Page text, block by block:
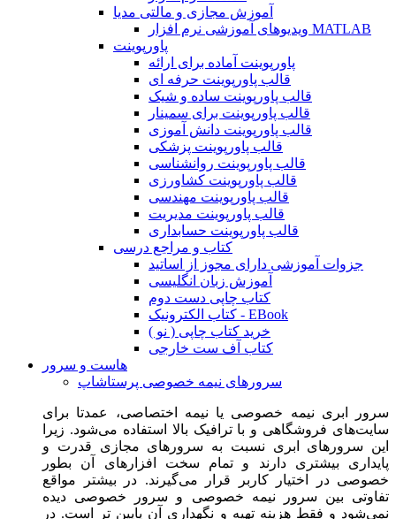
آموزش مجازی و مالتی مدیا
ویدیوهای آموزشی نرم افزار MATLAB
پاورپوینت
پاورپوینت آماده برای ارائه
قالب پاورپوینت حرفه ای
قالب پاورپوینت ساده و شیک
قالب پاورپوینت برای سمینار
قالب پاورپوینت دانش آموزی
قالب پاورپوینت پزشکی
قالب پاورپوینت روانشناسی
قالب پاورپوینت کشاورزی
قالب پاورپوینت مهندسی
قالب پاورپوینت مدیریت
قالب پاورپوینت حسابداری
کتاب و مراجع درسی
جزوات آموزشی دارای مجوز از اساتید
آموزش زبان انگلیسی
کتاب چاپی دست دوم
کتاب الکترونیک - EBook
خرید کتاب چاپی ( نو )
کتاب آف ست خارجی
هاست و سرور
سرورهای نیمه خصوصی پرستاشاپ
سرور ابری نیمه خصوصی یا نیمه اختصاصی، عمدتا برای
سایت‌های فروشگاهی و با ترافیک بالا استفاده می‌شود. زیرا
این سرورهای ابری نسبت به سرورهای مجازی قدرت و
پایداری بیشتری دارند و تمام سخت افزارهای آن بطور
خصوصی در اختیار کاربر قرار می‌گیرند. در بیشتر مواقع
تفاوتی بین سرور نیمه خصوصی و سرور خصوصی دیده
نمی‌شود و فقط هزینه تهیه و نگهداری آن پایین تر است. در